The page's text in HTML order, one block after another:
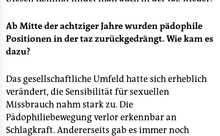
Ab Mitte der achtziger Jahre wurden pädophile
Positionen in der taz zurückgedrängt. Wie kam es
dazu?
Das gesellschaftliche Umfeld hatte sich erheblich
verändert, die Sensibilität für sexuellen
Missbrauch nahm stark zu. Die
Pädophiliebewegung verlor erkennbar an
Schlagkraft. Andererseits gab es immer noch